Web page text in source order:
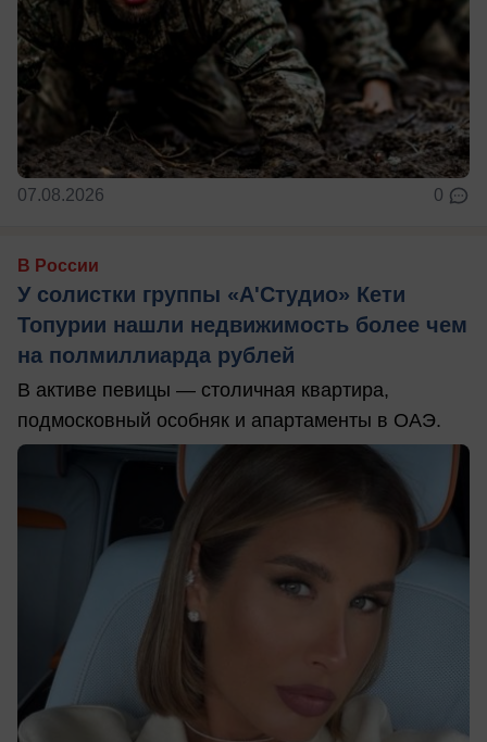
07.08.2026 0
В России
У солистки группы «А'Студио» Кети
Топурии нашли недвижимость более чем
на полмиллиарда рублей
В активе певицы — столичная квартира,
подмосковный особняк и апартаменты в ОАЭ.